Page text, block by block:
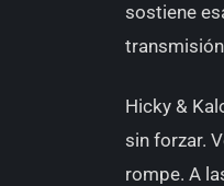
sostiene
Hicky &
sin forzar.
rompe. A